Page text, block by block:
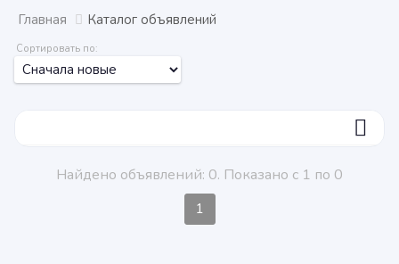
Главная Каталог объявлений
Сортировать по:
Найдено объявлений: 0. Показано с 1 по 0
1